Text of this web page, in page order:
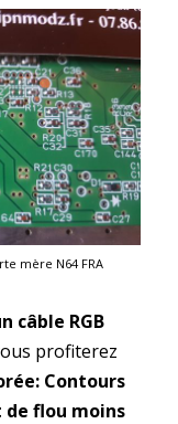
mère N64 FRA
câble RGB
profiterez
Contours
de flou moins